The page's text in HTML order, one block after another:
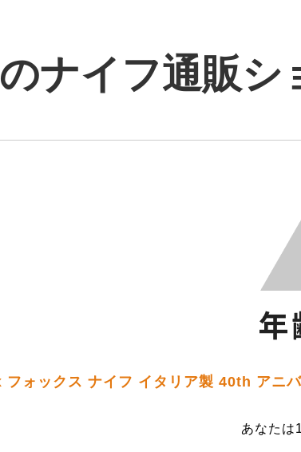
ナイフ通販
フォックス ナイフ イタリア製 40th アニ
あなたは